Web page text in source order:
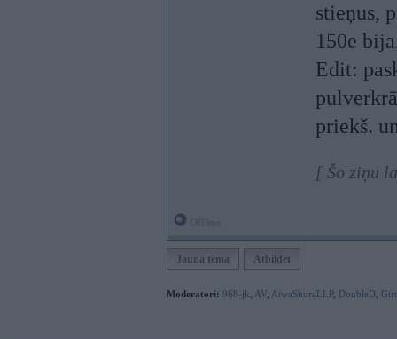
stieņus,
150e
Edit:
priekš.
[ Šo ziņu
Jauna tēma Atbildēt
Moderatori: 968-jk AV AiwaShuraLLP, DoubleD